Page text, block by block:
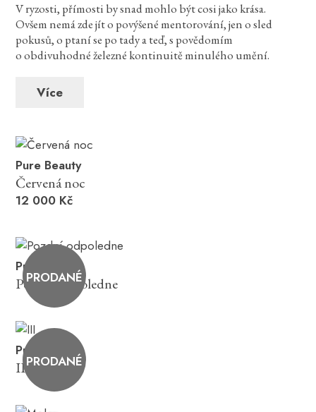
V ryzosti, přímosti by snad mohlo být cosi jako krása.
Ovšem nemá zde jít o povýšené mentorování, jen o sled
pokusů, o ptaní se po tady a teď, s povědomím
o obdivuhodné železné kontinuitě minulého umění.
Více
Pure Beauty
Červená noc
12 000 Kč
PRODANÉ
Pure Beauty
Pozdní odpoledne
PRODANÉ
Pure Beauty
III